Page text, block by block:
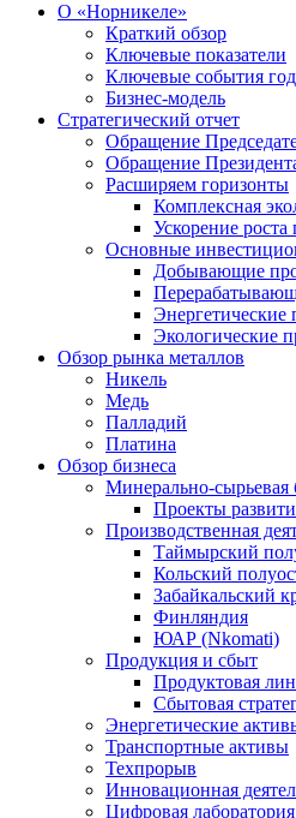
О «Норникеле»
Краткий обзор
Ключевые показатели
Ключевые события
Бизнес-модель
Стратегический отчет
Обращение
Обращение
Расширяем горизонты
Комплексная
Ускорение роста
Основные
Добывающие
Энергетические
Экологические
Обзор рынка металлов
Никель
Медь
Палладий
Платина
Обзор бизнеса
Минерально-сырьевая
Проекты
Производственная
Таймырский
Кольский
Забайкальский
Финляндия
ЮАР (Nkomati)
Продукция и сбыт
Продуктовая
Сбытовая
Энергетические
Транспортные активы
Техпрорыв
Инновационная
Цифровая лаборатория